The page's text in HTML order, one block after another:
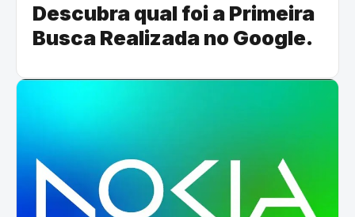
Descubra qual foi a Primeira
Busca Realizada no Google.